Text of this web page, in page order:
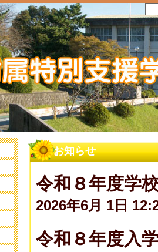
お知らせ
令和８年度学
2026年6月 1日
令和８年度入